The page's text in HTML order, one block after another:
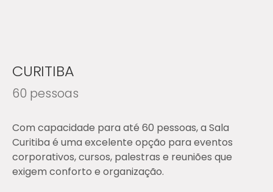
CURITIBA
60 pessoas
Com capacidade para até 60 pessoas, a Sala
Curitiba é uma excelente opção para eventos
corporativos, cursos, palestras e reuniões que
exigem conforto e organização.